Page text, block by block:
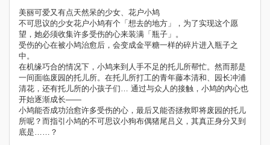
美丽可爱又有点天然呆的少女、花户小鸠
不可思议的少女花户小鸠有个「想去的地方」，为了实现这个愿
望，她必须收集许多受伤的心来装满「瓶子」。
受伤的心在被小鸠治愈后，会变成金平糖一样的碎片进入瓶子之
中。
在机缘巧合的情况下，小鸠来到人手不足的托儿所帮忙。然而那是
一间面临废园的托儿所。在托儿所打工的青年藤本清和、园长冲浦
清花，还有托儿所的小孩子们… 通过与众人的接触，小鸠的內心也
开始逐渐成长——
小鸠能否成功治愈许多受伤的心，最后又能否拯救即将废园的托儿
所呢？而指引小鸠的不可思议小狗布偶猪尾吕义，其真正身分又到
底是……？